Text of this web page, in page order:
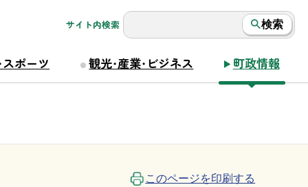
サイト内検索 検索
スポーツ 観光・産業・ビジネス 町政情報
このページを印刷する